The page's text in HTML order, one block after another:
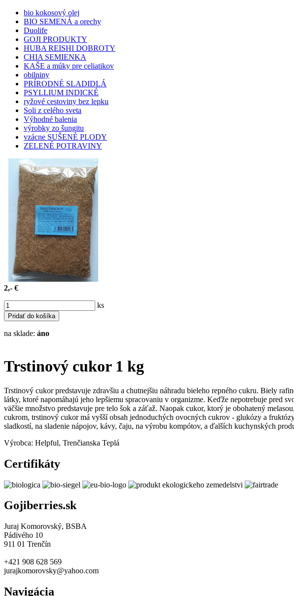
bio kokosový olej
BIO SEMENÁ a orechy
Duolife
GOJI PRODUKTY
HUBA REISHI DOBROTY
CHIA SEMIENKA
KAŠE a múky pre celiatikov
obilniny
PRÍRODNÉ SLADIDLÁ
PSYLLIUM INDICKÉ
ryžové cestoviny bez lepku
Soli z celého sveta
Výhodné balenia
výrobky zo šungitu
vzácne SUŠENÉ PLODY
ZELENÉ POTRAVINY
2,- €
ks
na sklade: áno
Trstinový cukor 1 kg
Trstinový cukor predstavuje zdravšiu a chutnejšiu náhradu bieleho repného cukru. Biely
látky, ktoré napomáhajú jeho lepšiemu spracovaniu v organizme. Keďže nepotrebuje pred
väčšie množstvo predstavuje pre telo šok a záťaž. Naopak cukor, ktorý je obohatený
cukrom, trstinový cukor má vyšší obsah jednoduchých ovocných cukrov - glukózy a
sladkostí, na sladenie nápojov, kávy, čaju, na výrobu kompótov, a ďalších kuchynských
Výrobca: Helpful, Trenčianska Teplá
Certifikáty
Gojiberries.sk
Juraj Komorovský, BSBA
Pádivého 10
911 01 Trenčín
+421 908 628 569
jurajkomorovsky@yahoo.com
Navigácia